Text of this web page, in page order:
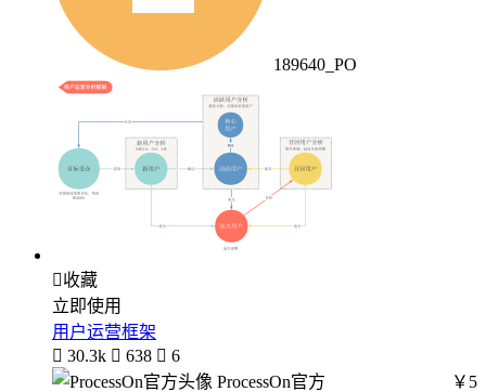
189640_PO
收藏
立即使用
用户运营框架
 30.3k  638  6
ProcessOn官方
￥5